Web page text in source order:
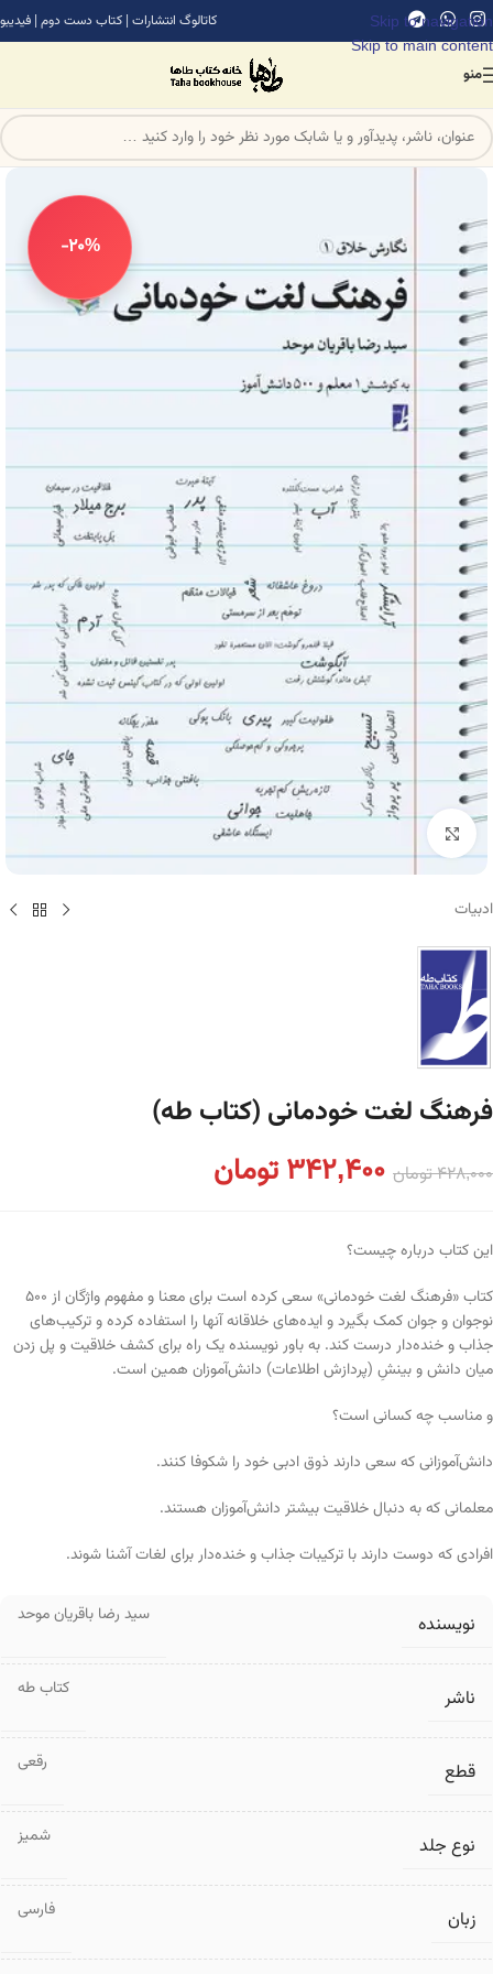
Skip to navigation
Skip to main content
کاتالوگ انتشارات | کتاب دست دوم | فیدیبو
منو
-20%
برای بزرگنمایی کلیک کنید
ادبیات
فرهنگ لغت خودمانی (کتاب طه)
428,000تومان 342,400تومان
این کتاب درباره چیست؟
کتاب «فرهنگ لغت خودمانی» سعی کرده است برای معنا و مفهوم واژگان از ۵۰۰
نوجوان و جوان کمک بگیرد و ایده‌های خلاقانه آنها را استفاده کرده و ترکیب‌های
جذاب و خنده‌دار درست کند. به باور نویسنده یک راه برای کشف خلاقیت و پل زدن
میان دانش و بینشِ (پردازش اطلاعات) دانش‌آموزان همین است.
و مناسب چه کسانی است؟
دانش‌آموزانی که سعی دارند ذوق ادبی خود را شکوفا کنند.
معلمانی که به دنبال خلاقیت بیشتر دانش‌آموزان هستند.
افرادی که دوست دارند با ترکیبات جذاب و خنده‌دار برای لغات آشنا شوند.
نویسنده سید رضا باقریان موحد
ناشر کتاب طه
قطع رقعی
نوع جلد شمیز
زبان فارسی